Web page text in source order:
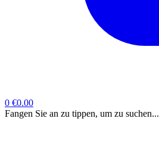
0 €0.00
Fangen Sie an zu tippen, um zu suchen...